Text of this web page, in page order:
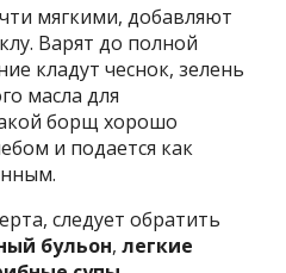
мягкими, добавляют
Варят до полной
кладут чеснок, зелень
масла для
борщ хорошо
и подается как
следует обратить
бульон,легкие